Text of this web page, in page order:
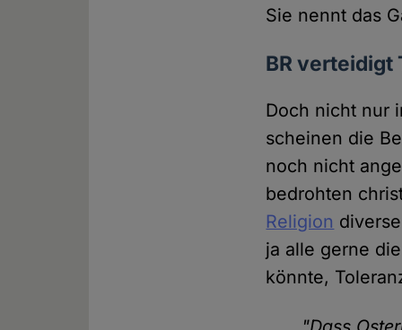
Sie nennt das
BR verteidigt
Doch nicht nur
scheinen die
noch nicht
bedrohten
Religion
ja alle gerne
könnte,